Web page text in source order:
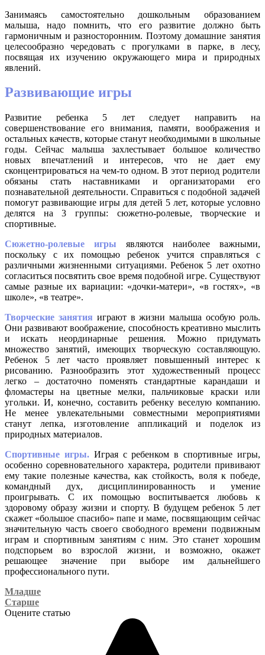
Занимаясь самостоятельно дошкольным образованием
малыша, надо помнить, что его развитие должно быть
гармоничным и разносторонним. Поэтому домашние занятия
целесообразно чередовать с прогулками в парке, в лесу,
посвящая их изучению окружающего мира и природных
явлений.
Развивающие игры
Развитие ребенка 5 лет следует направить на
совершенствование его внимания, памяти, воображения и
остальных качеств, которые станут необходимыми в школьные
годы. Сейчас малыша захлестывает большое количество
новых впечатлений и интересов, что не дает ему
сконцентрироваться на чем-то одном. В этот период родители
обязаны стать наставниками и организаторами его
познавательной деятельности. Справиться с подобной задачей
помогут развивающие игры для детей 5 лет, которые условно
делятся на 3 группы: сюжетно-ролевые, творческие и
спортивные.
Сюжетно-ролевые игры являются наиболее важными,
поскольку с их помощью ребенок учится справляться с
различными жизненными ситуациями. Ребенок 5 лет охотно
согласиться посвятить свое время подобной игре. Существуют
самые разные их вариации: «дочки-матери», «в гостях», «в
школе», «в театре».
Творческие занятия играют в жизни малыша особую роль.
Они развивают воображение, способность креативно мыслить
и искать неординарные решения. Можно придумать
множество занятий, имеющих творческую составляющую.
Ребенок 5 лет часто проявляет повышенный интерес к
рисованию. Разнообразить этот художественный процесс
легко – достаточно поменять стандартные карандаши и
фломастеры на цветные мелки, пальчиковые краски или
угольки. И, конечно, составить ребенку веселую компанию.
Не менее увлекательными совместными мероприятиями
станут лепка, изготовление аппликаций и поделок из
природных материалов.
Спортивные игры.Играя с ребенком в спортивные игры,
особенно соревновательного характера, родители прививают
ему такие полезные качества, как стойкость, воля к победе,
командный дух, дисциплинированность и умение
проигрывать. С их помощью воспитывается любовь к
здоровому образу жизни и спорту. В будущем ребенок 5 лет
скажет «большое спасибо» папе и маме, посвящающим сейчас
значительную часть своего свободного времени подвижным
играм и спортивным занятиям с ним. Это станет хорошим
подспорьем во взрослой жизни, и возможно, окажет
решающее значение при выборе им дальнейшего
профессионального пути.
Младше
Старше
Оцените статью